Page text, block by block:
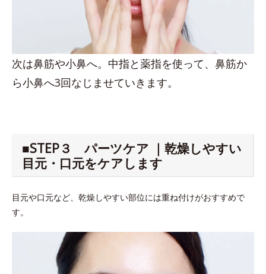
次は鼻筋や小鼻へ。中指と薬指を使って、鼻筋か
ら小鼻へ3回なじませていきます。
■STEP３ パーツケア ｜乾燥しやすい
目元・口元をケアします
目元や口元など、乾燥しやすい部位には重ね付けがおすすめで
す。